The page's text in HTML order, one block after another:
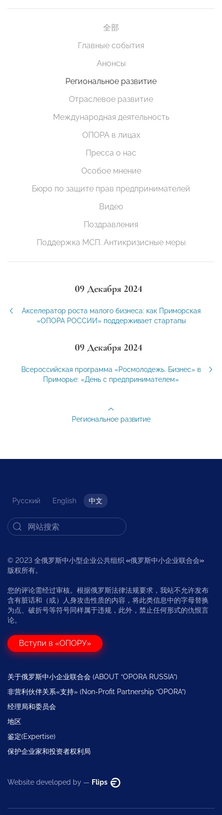
全部
Главные события
Анонсы
Региональное развитие
Отраслевое развитие
Международная деятельность
ОПОРА в лицах
Пресса о нас
Особое мнение
Бюро по защите прав предпринимателей
Видео
Поздравления
Поддержка МСП. Антикризисные меры
09 Декабря 2024
Акселератор роста малого бизнеса: как Приморская
«ОПОРА РОССИИ» поддерживает стартапы
09 Декабря 2024
Всероссийская программа «Росмолодежь. Бизнес» в
Приморье: «День с предпринимателем»
Региональное развитие
Русский English 中文
© 2023 全俄罗斯中小型企业公共组织 «俄罗斯中小企业联合会»
版权所有。
您的评论需经过审核。根据俄罗斯法律法规要求，我站不允许发布
含有脏话和（或）人身攻击性质的内容，将此类信息中的字母替换
为点、破折号等符号同样属于违规，此外，禁止任何形式的仇恨言
论。
Вступи в «ОПОРУ»
关于俄罗斯中小企业联合会 (ABOUT “OPORA RUSSIA”)
非营利伙伴关系«支持» (Non-Profit Partnership “OPORA”)
经理局和委员会
地区
鉴定(Expertise)
保护企业家和投资者权利局
Website developed by — Flips